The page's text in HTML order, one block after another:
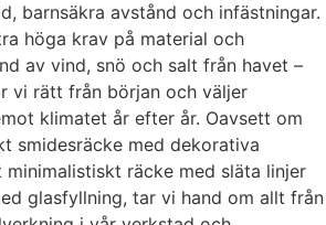
barnsäkra avstånd och infästningar.
höga krav på material och
av vind, snö och salt från havet –
vi rätt från början och väljer
klimatet år efter år. Oavsett om
smidesräcke med dekorativa
räcke med släta linjer
glasfyllning, tar vi hand om allt från